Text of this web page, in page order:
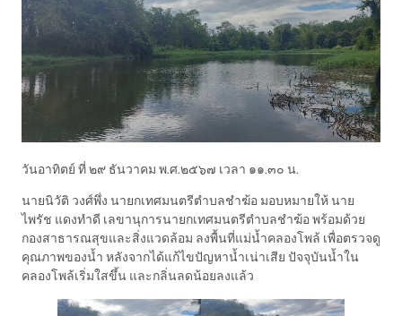
วันอาทิตย์ ที่ ๒๙ ธันวาคม พ.ศ.๒๕๖๗ เวลา ๑๑.๓๐ น.
นายนิวัติ วงศ์พึ่ง นายกเทศมนตรีตำบลชำฆ้อ มอบหมายให้ นาย
ไพรัช แดงทำดี เลขานุการนายกเทศมนตรีตำบลชำฆ้อ พร้อมด้วย
กองสาธารณสุขและสิ่งแวดล้อม ลงพื้นที่แม่น้ำคลองโพล้ เพื่อตรวจดู
คุณภาพของน้ำ หลังจากได้แก้ไขปัญหาน้ำเน่าเสีย ปัจจุบันน้ำใน
คลองโพล้เริ่มใสขึ้น และกลิ่นลดน้อยลงแล้ว